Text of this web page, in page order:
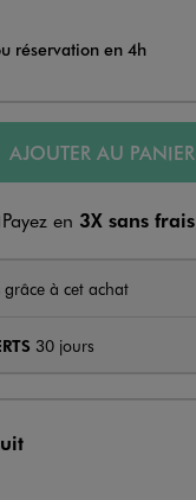
réservation en 4h
AJOUTER AU PANIER
Payez en 3X sans frais
grâce à cet achat
30 jours